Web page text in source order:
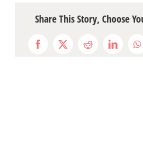
Share This Story, Choose
Facebook
X RedditLinkedIn